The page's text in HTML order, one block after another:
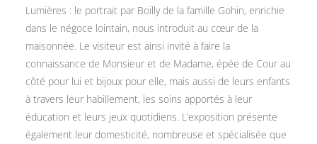
Lumières : le portrait par Boilly de la famille Gohin, enrichie
dans le négoce lointain, nous introduit au cœur de la
maisonnée. Le visiteur est ainsi invité à faire la
connaissance de Monsieur et de Madame, épée de Cour au
côté pour lui et bijoux pour elle, mais aussi de leurs enfants
à travers leur habillement, les soins apportés à leur
éducation et leurs jeux quotidiens. L’exposition présente
également leur domesticité, nombreuse et spécialisée que